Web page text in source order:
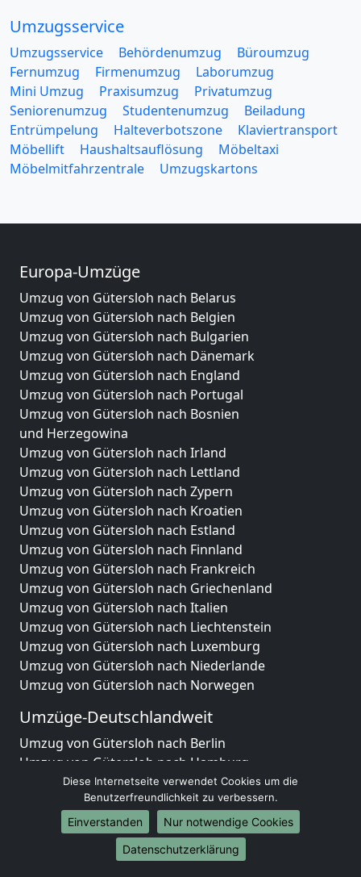
Umzugsservice
Umzugsservice Behördenumzug
Büroumzug
Fernumzug
Firmenumzug
Laborumzug
Mini Umzug
Praxisumzug
Privatumzug
Seniorenumzug
Studentenumzug
Beiladung
Entrümpelung
Halteverbotszone
Klaviertransport
Möbellift
Haushaltsauflösung
Möbeltaxi
Möbelmitfahrzentrale
Umzugskartons
Europa-Umzüge
Umzug von Gütersloh nach Belarus
Umzug von Gütersloh nach Belgien
Umzug von Gütersloh nach Bulgarien
Umzug von Gütersloh nach Dänemark
Umzug von Gütersloh nach England
Umzug von Gütersloh nach Portugal
Umzug von Gütersloh nach Bosnien
und Herzegowina
Umzug von Gütersloh nach Irland
Umzug von Gütersloh nach Lettland
Umzug von Gütersloh nach Zypern
Umzug von Gütersloh nach Kroatien
Umzug von Gütersloh nach Estland
Umzug von Gütersloh nach Finnland
Umzug von Gütersloh nach Frankreich
Umzug von Gütersloh nach Griechenland
Umzug von Gütersloh nach Italien
Umzug von Gütersloh nach Liechtenstein
Umzug von Gütersloh nach Luxemburg
Umzug von Gütersloh nach Niederlande
Umzug von Gütersloh nach Norwegen
Umzüge-Deutschlandweit
Umzug von Gütersloh nach Berlin
Umzug von Gütersloh nach Hamburg
Umzug von Gütersloh nach München
Umzug von Gütersloh nach Köln
Umzug von Gütersloh nach Frankfurt am Main
Umzug von Gütersloh nach Stuttgart
Umzug von Gütersloh nach Düsseldorf
Diese Internetseite verwendet Cookies um die
Benutzerfreundlichkeit zu verbessern.
Einverstanden
Nur notwendige Cookies
Datenschutzerklärung